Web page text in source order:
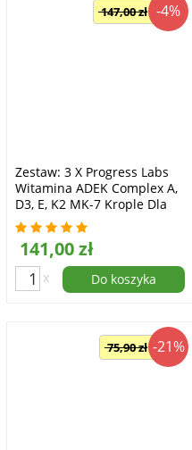
-4%
Zestaw: 3 X Progress Labs
Witamina ADEK Complex A,
D3, E, K2 MK-7 Krople Dla
Wegan 30ml
141,00 zł
147,00 zł
x Do koszyka
-21%
75,90 zł